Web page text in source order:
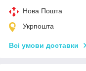
Нова Пошта
Укрпошта
Всі умови доставки